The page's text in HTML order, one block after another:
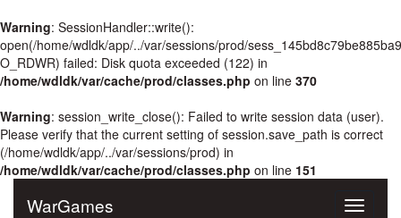
Warning: SessionHandler::write():
open(/home/wdldk/app/../var/sessions/prod/
O_RDWR) failed: Disk quota exceeded (122) in
/home/wdldk/var/cache/prod/classes.php on line 370
Warning: session_write_close(): Failed to write session data (user).
Please verify that the current setting of session.save_path is correct
(/home/wdldk/app/../var/sessions/prod) in
/home/wdldk/var/cache/prod/classes.php on line 151
Toggle
WarGames